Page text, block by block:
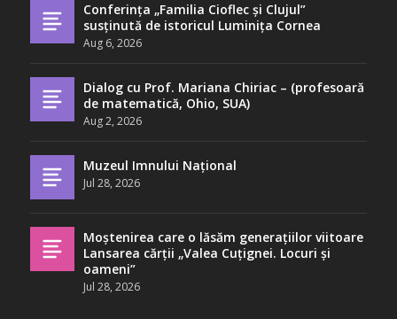
Conferința „Familia Cioflec și Clujul”
susținută de istoricul Luminița Cornea
Aug 6, 2026
Dialog cu Prof. Mariana Chiriac – (profesoară
de matematică, Ohio, SUA)
Aug 2, 2026
Muzeul Imnului Național
Jul 28, 2026
Moștenirea care o lăsăm generațiilor viitoare
Lansarea cărții „Valea Cuțignei. Locuri și
oameni”
Jul 28, 2026